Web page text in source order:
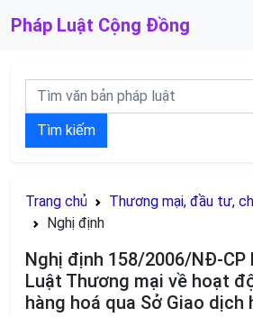
Pháp Luật Cộng Đồng
Tìm kiếm
Trang chủ
Thương mại, đầu tư,
Nghị định
Nghị định 158/2006/NĐ-CP
Luật Thương mại về hoạt
hàng hoá qua Sở Giao dịch